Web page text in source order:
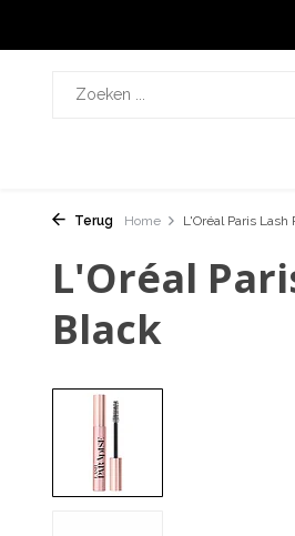
Terug Home L'Oréal Paris Lash
L'Oréal
Black